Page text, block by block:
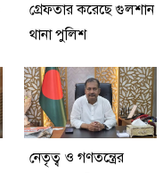
গ্রেফতার করেছে গুলশান
থানা পুলিশ
নেতৃত্ব ও গণতন্ত্রের